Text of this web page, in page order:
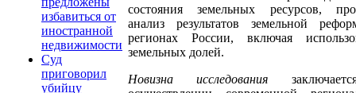
избавиться от
иностранной
недвижимости
Суд
приговорил
убийцу
состояния земельных ресурсов,
анализ результатов земельной
регионах России, включая
земельных долей.
Новизна исследования